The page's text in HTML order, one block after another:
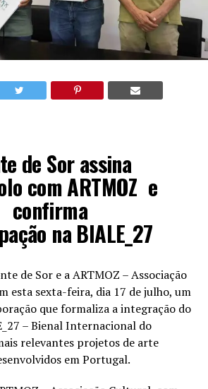
de Sor assina
com ARTMOZ e
confirma
na BIALE_27
de Sor e a ARTMOZ – Associação
esta sexta-feira, dia 17 de julho, um
que formaliza a integração do
– Bienal Internacional do
relevantes projetos de arte
em Portugal.